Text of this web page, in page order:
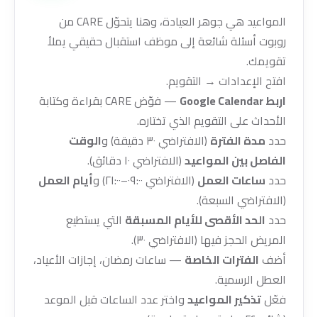
المواعيد هي جوهر العيادة، وهنا يتحوّل CARE من
روبوت أسئلة شائعة إلى موظف استقبال حقيقي يملأ
تقويمك.
افتح الإعدادات → التقويم.
اربط Google Calendar
— فوّض CARE بقراءة وكتابة
الأحداث على التقويم الذي تختاره.
حدد مدة الفترة (الافتراضي ٣٠ دقيقة) و
الوقت
الفاصل بين المواعيد(الافتراضي ١٠ دقائق).
حدد ساعات العمل (الافتراضي ٠٩:٠٠–٢١:٠٠) و
أيام العمل
(الافتراضي السبعة).
حدد الحد الأقصى للأيام المسبقة التي يستطيع
المريض الحجز فيها (الافتراضي ٣٠).
أضف الفترات الخاصة — ساعات رمضان، إجازات الأعياد،
العطل الرسمية.
فعّلتذكير المواعيدواختر عدد الساعات قبل الموعد